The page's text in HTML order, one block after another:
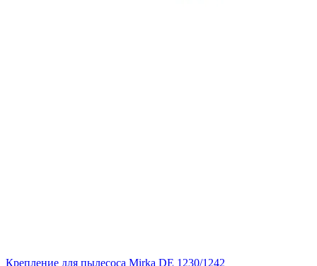
Крепление для пылесоса Mirka DE 1230/1242